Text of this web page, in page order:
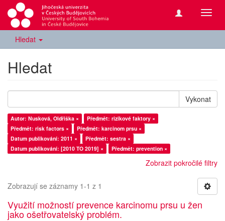
Hledat
Hledat
Vykonat
Autor: Nusková, Oldřiška ×
Předmět: rizikové faktory ×
Předmět: risk factors ×
Předmět: karcinom prsu ×
Datum publikování: 2011 ×
Předmět: sestra ×
Datum publikování: [2010 TO 2019] ×
Předmět: prevention ×
Zobrazit pokročilé filtry
Zobrazují se záznamy 1-1 z 1
Využití možností prevence karcinomu prsu u žen
jako ošetřovatelský problém.